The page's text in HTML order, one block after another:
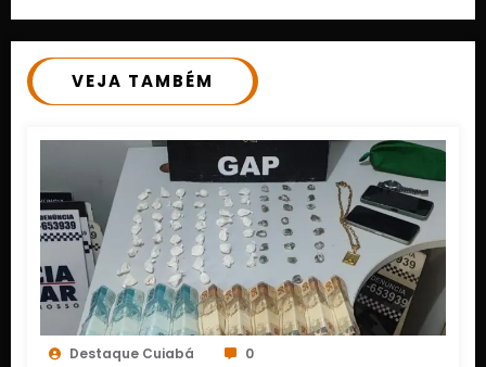
VEJA TAMBÉM
Destaque Cuiabá 0